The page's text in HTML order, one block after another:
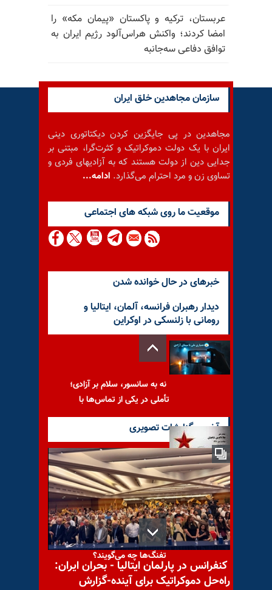
عربستان، ترکیه و پاکستان «پیمان مکه» را
امضا کردند؛ واکنش هراس‌آلود رژیم ایران به
توافق دفاعی سه‌جانبه
سازمان مجاهدین خلق ایران
مجاهدین در پی جایگزین کردن دیکتاتوری دینی
ایران با یک دولت دموکراتیک و کثرت‌گرا، مبتنی بر
جدایی دین از دولت هستند که به آزادیهای فردی و
تساوی زن و مرد احترام می‌گذارد. ادامه...
موقعيت ما روى شبكه هاى اجتماعى
خبرهای در حال خوانده شدن
دیدار رهبران فرانسه، آلمان، ایتالیا و
رومانی با زلنسکی در اوکراین
نه به سانسور، سلام بر آزادی؛
تأملی در یکی از تماس‌ها با
با یاد مجاهد شهید علاءالدین
شاهیان
تفنگ‌ها چه می‌گویند؟
آخرین گزارشات تصویری
کنفرانس در پارلمان ایتالیا - بحران ایران:
راه‌حل دموکراتیک برای آینده-گزارش